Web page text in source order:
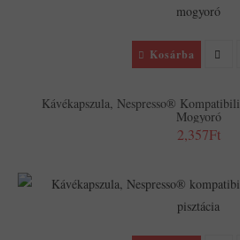
Kosárba
Kávékapszula, Nespresso®
Mogyoró
2,357Ft